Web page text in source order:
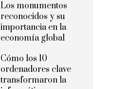
Los monumentos
reconocidos y su
importancia en la
economía global
Cómo los 10
ordenadores clave
transformaron la